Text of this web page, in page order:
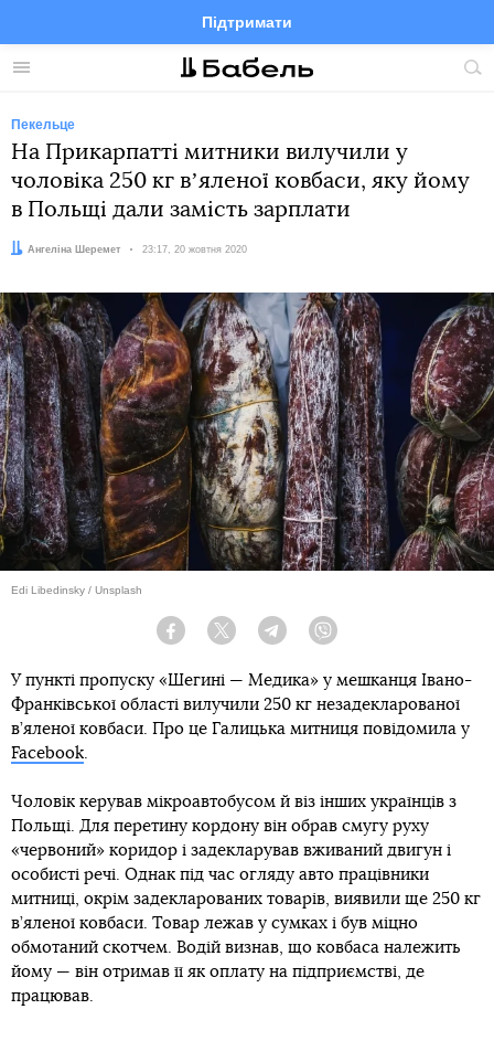
Меню
Підтримати
FacebookTelegramTwitter
Пекельце
На Прикарпатті митники вилучили у
чоловіка 250 кг вʼяленої ковбаси, яку йому
в Польщі дали замість зарплати
Автор:
Ангеліна Шеремет Дата:
23:17, 20 жовтня 2020
Edi Libedinsky / Unsplash
Facebook Twitter Telegram
У пункті пропуску «Шегині — Медика» у мешканця Івано-
Франківської області вилучили 250 кг незадекларованої
в’яленої ковбаси. Про це Галицька митниця повідомила у
Facebook.
Чоловік керував мікроавтобусом й віз інших українців з
Польщі. Для перетину кордону він обрав смугу руху
«червоний» коридор і задекларував вживаний двигун і
особисті речі. Однак під час огляду авто працівники
митниці, окрім задекларованих товарів, виявили ще 250 кг
в’яленої ковбаси. Товар лежав у сумках і був міцно
обмотаний скотчем. Водій визнав, що ковбаса належить
йому — він отримав її як оплату на підприємстві, де
працював.